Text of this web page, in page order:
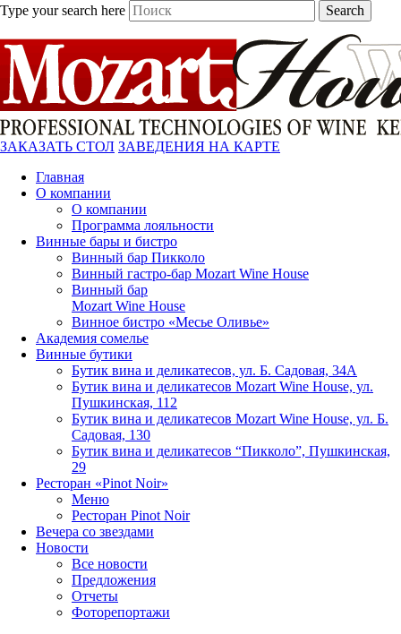
Type your search here Search
ЗАКАЗАТЬ СТОЛ ЗАВЕДЕНИЯ НА КАРТЕ
Главная
О компании
О компании
Программа лояльности
Винные бары и бистро
Винный бар Пикколо
Винный гастро-бар Mozart Wine House
Винный бар
Mozart Wine House
Винное бистро «Месье Оливье»
Академия сомелье
Винные бутики
Бутик вина и деликатесов, ул. Б. Садовая, 34А
Бутик вина и деликатесов Mozart Wine House, ул.
Пушкинская, 112
Бутик вина и деликатесов Mozart Wine House, ул. Б.
Садовая, 130
Бутик вина и деликатесов “Пикколо”, Пушкинская,
29
Ресторан «Pinot Noir»
Меню
Ресторан Pinot Noir
Вечера со звездами
Новости
Все новости
Предложения
Отчеты
Фоторепортажи